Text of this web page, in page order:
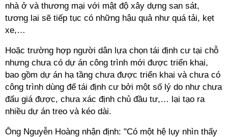
nhà ở và thương mại với mật độ xây dựng san sát,
tương lai sẽ tiếp tục có những hậu quả như quá tải, kẹt
xe,…
Hoặc trường hợp người dân lựa chọn tái định cư tại chỗ
nhưng chưa có dự án công trình mới được triển khai,
bao gồm dự án hạ tầng chưa được triển khai và chưa có
công trình dùng để tái định cư bởi một số lý do như chưa
đấu giá được, chưa xác định chủ đầu tư,… lại tạo ra
nhiều dự án treo và kéo dài.
Ông Nguyễn Hoàng nhận định: "Có một hệ lụy nhìn thấy